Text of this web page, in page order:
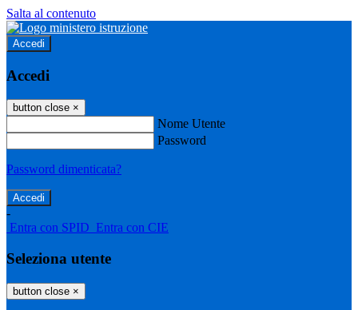
Salta al contenuto
Accedi
Accedi
button close ×
Nome Utente
Password
Password dimenticata?
-
Entra con SPID Entra con CIE
Seleziona utente
button close ×